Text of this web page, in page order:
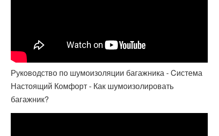
Руководство по шумоизоляции багажника - Cистема
Настоящий Комфорт - Как шумоизолировать
багажник?